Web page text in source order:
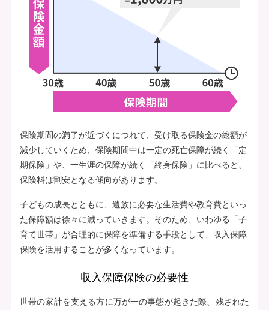
保険期間の満了が近づくにつれて、受け取る保険金の総額が
減少していくため、保険期間中は一定の死亡保障が続く「定
期保険」や、一生涯の保障が続く「終身保険」に比べると、
保険料は割安となる傾向があります。
子どもの成長とともに、遺族に必要な生活費や教育費といっ
た保障額は徐々に減っていきます。そのため、いわゆる「子
育て世帯」が合理的に保障を準備する手段として、収入保障
保険を活用することが多くなっています。
収入保障保険の必要性
世帯の家計を支える方に万が一の事態が起きた際、残された